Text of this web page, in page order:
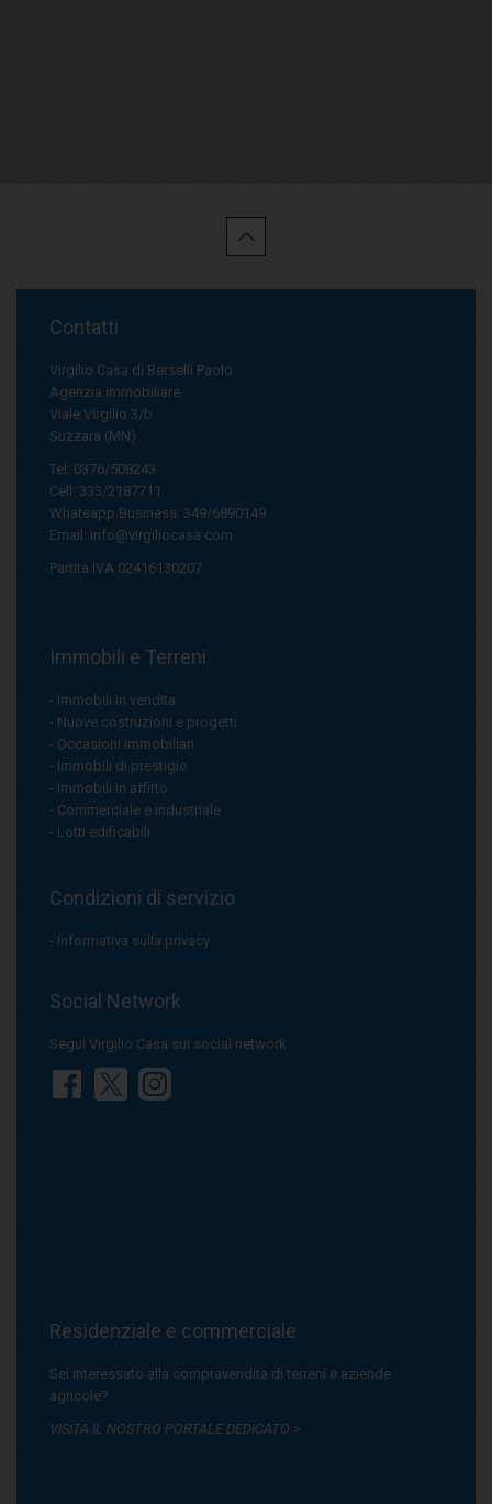
Contatti
Virgilio Casa di Berselli Paolo
Agenzia immobiliare
Viale Virgilio 3/b
Suzzara (MN)
Tel: 0376/508243
Cell: 333/2187711
Whatsapp Business: 349/6890149
Email: info@virgiliocasa.com
Partita IVA 02416130207
Immobili e Terreni
Immobili in vendita
Nuove costruzioni e progetti
Occasioni immobiliari
Immobili di prestigio
Immobili in affitto
Commerciale e industriale
Lotti edificabili
Condizioni di servizio
Informativa sulla privacy
Social Network
Segui Virgilio Casa sui social network
Residenziale e commerciale
Sei interessato alla compravendita di terreni e aziende
agricole?
VISITA IL NOSTRO PORTALE DEDICATO >